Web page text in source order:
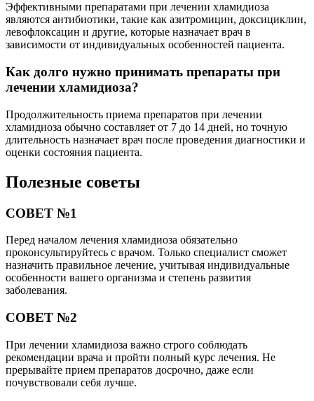
Эффективными препаратами при лечении хламидиоза
являются антибиотики, такие как азитромицин, доксициклин,
левофлоксацин и другие, которые назначает врач в
зависимости от индивидуальных особенностей пациента.
Как долго нужно принимать препараты при
лечении хламидиоза?
Продолжительность приема препаратов при лечении
хламидиоза обычно составляет от 7 до 14 дней, но точную
длительность назначает врач после проведения диагностики и
оценки состояния пациента.
Полезные советы
СОВЕТ №1
Перед началом лечения хламидиоза обязательно
проконсультируйтесь с врачом. Только специалист сможет
назначить правильное лечение, учитывая индивидуальные
особенности вашего организма и степень развития
заболевания.
СОВЕТ №2
При лечении хламидиоза важно строго соблюдать
рекомендации врача и пройти полный курс лечения. Не
прерывайте прием препаратов досрочно, даже если
почувствовали себя лучше.